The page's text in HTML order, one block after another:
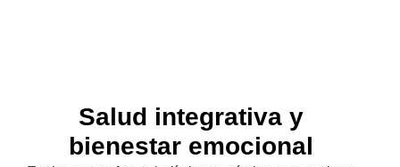
Salud integrativa y
bienestar emocional